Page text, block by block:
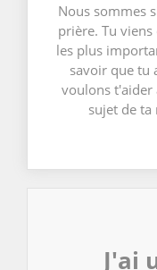
Nous sommes
prière. Tu
les plus
savoir que tu
voulons t'aider
sujet de ta
J'ai